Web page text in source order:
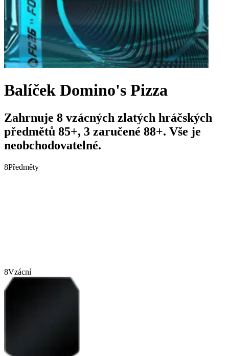
Balíček Domino's Pizza
Zahrnuje 8 vzácných zlatých hráčských
předmětů 85+, 3 zaručené 88+. Vše je
neobchodovatelné.
8Předměty
8Vzácní